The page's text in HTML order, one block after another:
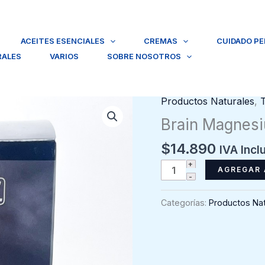
ACEITES ESENCIALES CREMAS
CUIDADO
VARIOS SOBRE NOSOTROS
Productos Naturales,
Brain
$14.890 IVA
Brain
Magnesium
FNL
Categorías: Productos